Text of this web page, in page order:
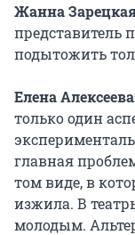
Жанна
представитель
подытожить
Елена
только один
главная
том виде, в
изжила. В
молодым.